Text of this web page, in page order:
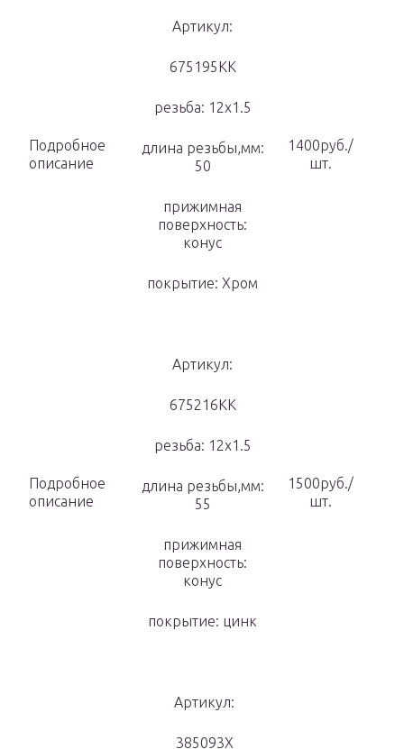
Подробное
описание
Артикул:
675195KK
резьба: 12х1.5
длина резьбы,мм:
50
прижимная
поверхность:
конус
покрытие: Хром
1400руб./
шт.
Подробное
описание
Артикул:
675216КК
резьба: 12х1.5
длина резьбы,мм:
55
прижимная
поверхность:
конус
покрытие: цинк
1500руб./
шт.
Артикул:
385093X